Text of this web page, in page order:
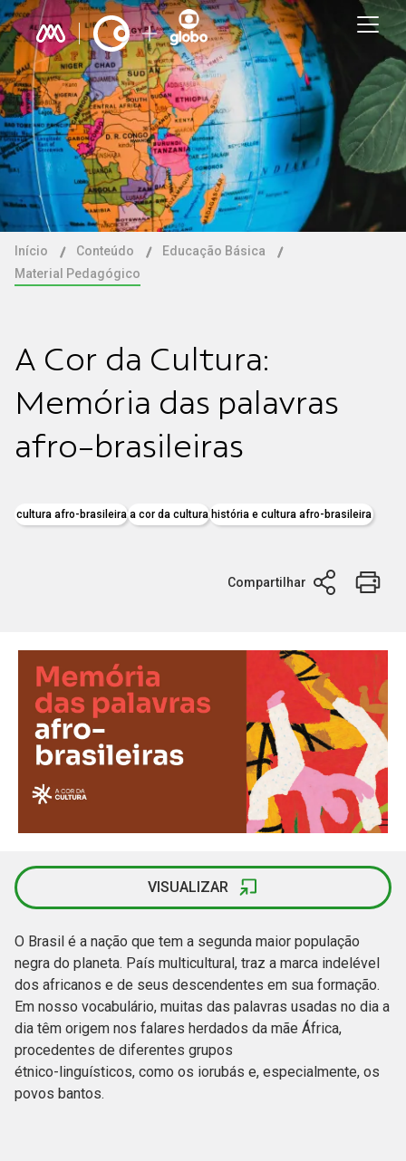
Início Conteúdo
Educação Básica
Material Pedagógico
A Cor da Cultura:
Memória das palavras
afro-brasileiras
cultura afro-brasileira a cor da cultura história e cultura afro-brasileira
Compartilhar
VISUALIZAR
O Brasil é a nação que tem a segunda maior população
negra do planeta. País multicultural, traz a marca indelével
dos africanos e de seus descendentes em sua formação.
Em nosso vocabulário, muitas das palavras usadas no dia a
dia têm origem nos falares herdados da mãe África,
procedentes de diferentes grupos
étnico-linguísticos, como os iorubás e, especialmente, os
povos bantos.